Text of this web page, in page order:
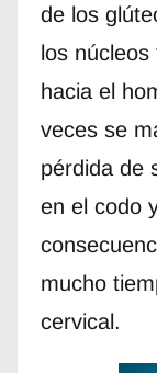
de los
los
hacia el
veces se
pérdida de
en el codo
mucho
cervical.